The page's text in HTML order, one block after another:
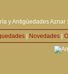
y Antigüedades
Novedades